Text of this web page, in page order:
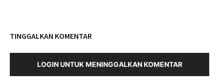
TINGGALKAN KOMENTAR
LOGIN UNTUK MENINGGALKAN KOMENTAR